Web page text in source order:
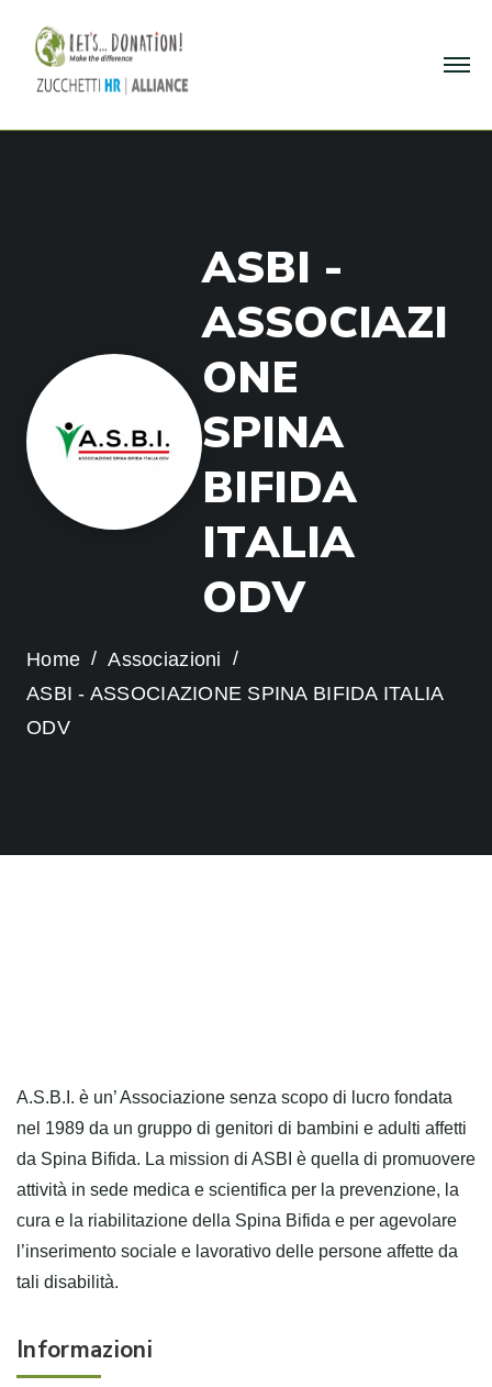
ASBI -
ASSOCIAZI
ONE
SPINA
BIFIDA
ITALIA
ODV
Home
Associazioni
ASBI - ASSOCIAZIONE SPINA BIFIDA ITALIA
ODV
A.S.B.I. è un’ Associazione senza scopo di lucro fondata
nel 1989 da un gruppo di genitori di bambini e adulti affetti
da Spina Bifida. La mission di ASBI è quella di promuovere
attività in sede medica e scientifica per la prevenzione, la
cura e la riabilitazione della Spina Bifida e per agevolare
l’inserimento sociale e lavorativo delle persone affette da
tali disabilità.
Informazioni